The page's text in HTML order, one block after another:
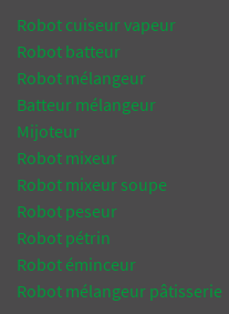
Robot cuiseur vapeur
Robot batteur
Robot mélangeur
Batteur mélangeur
Mijoteur
Robot mixeur
Robot mixeur soupe
Robot peseur
Robot pétrin
Robot éminceur
Robot mélangeur pâtisserie